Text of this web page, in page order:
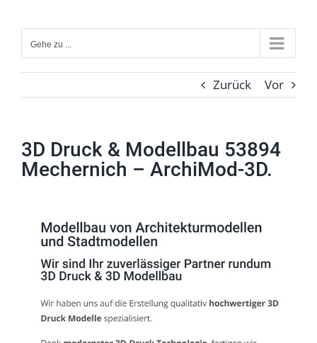
Inhalt
springenGehe zu ...
Zurück Vor
3D Druck & Modellbau 53894
Mechernich – ArchiMod-3D.